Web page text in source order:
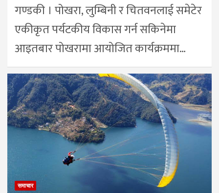
गण्डकी । पोखरा, लुम्बिनी र चितवनलाई समेटेर
एकीकृत पर्यटकीय विकास गर्न सकिनेमा
आइतबार पोखरामा आयोजित कार्यक्रममा…
समाचार